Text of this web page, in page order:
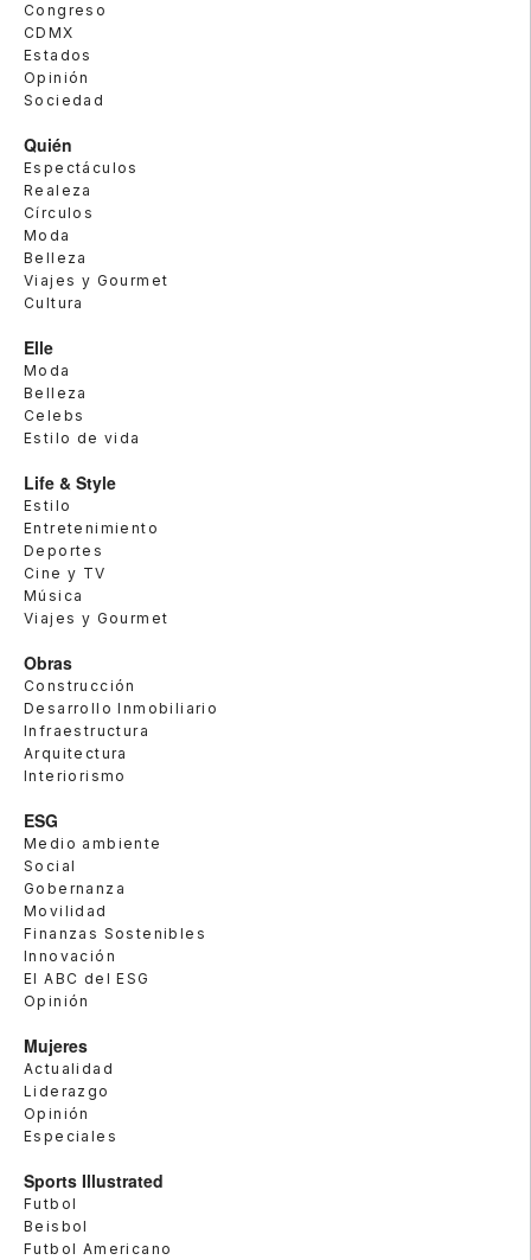
Congreso
CDMX
Estados
Opinión
Sociedad
Quién
Espectáculos
Realeza
Círculos
Moda
Belleza
Viajes y Gourmet
Cultura
Elle
Moda
Belleza
Celebs
Estilo de vida
Life & Style
Estilo
Entretenimiento
Deportes
Cine y TV
Música
Viajes y Gourmet
Obras
Construcción
Desarrollo Inmobiliario
Infraestructura
Arquitectura
Interiorismo
ESG
Medio ambiente
Social
Gobernanza
Movilidad
Finanzas Sostenibles
Innovación
El ABC del ESG
Opinión
Mujeres
Actualidad
Liderazgo
Opinión
Especiales
Sports Illustrated
Futbol
Beisbol
Futbol Americano